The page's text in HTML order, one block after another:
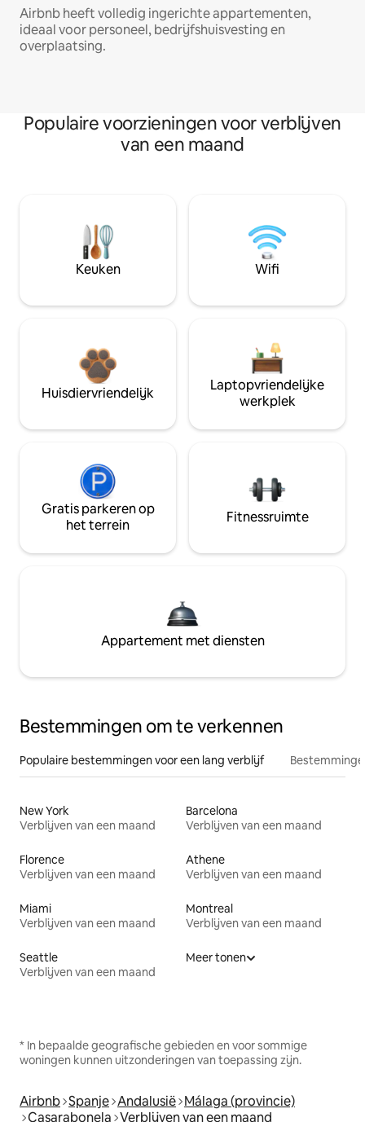
Airbnb heeft volledig ingerichte appartementen,
ideaal voor personeel, bedrijfshuisvesting en
overplaatsing.
Populaire voorzieningen voor verblijven
van een maand
Keuken Wifi
Huisdiervriendelijk
Laptopvriendelijke
werkplek
Gratis parkeren op
het terrein
Fitnessruimte
Appartement met diensten
Bestemmingen om te verkennen
Populaire bestemmingen voor een lang verblijf
New York
Verblijven van een maand
Barcelona
Verblijven van een maand
Florence
Verblijven van een maand
Athene
Verblijven van een maand
Miami
Verblijven van een maand
Montreal
Verblijven van een maand
Seattle
Verblijven van een maand
Meer tonen
* In bepaalde geografische gebieden en voor sommige
woningen kunnen uitzonderingen van toepassing zijn.
Airbnb Spanje Andalusië Málaga (provincie)
Casarabonela Verblijven van een maand